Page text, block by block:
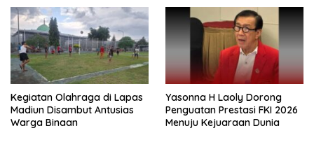
Kegiatan Olahraga di Lapas
Madiun Disambut Antusias
Warga Binaan
Yasonna H Laoly Dorong
Penguatan Prestasi FKI 2026
Menuju Kejuaraan Dunia